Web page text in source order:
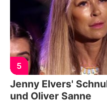
5
Jenny Elvers'
und Oliver Sanne